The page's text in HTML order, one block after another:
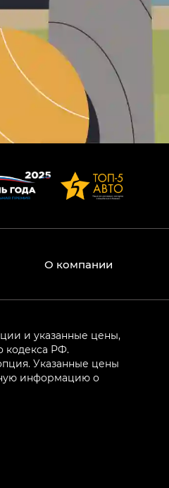
О компании
и указанные цены,
кодекса РФ.
Указанные цены
информацию о